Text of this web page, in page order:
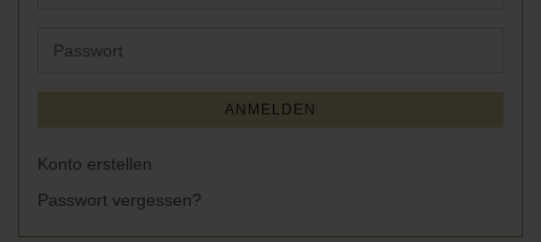
Passwort
ANMELDEN
Konto erstellen
Passwort vergessen?